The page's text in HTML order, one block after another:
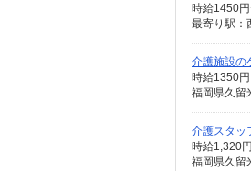
時給1450
最寄り駅：
介護施設の
時給1350
福岡県久留
介護スタッ
福岡県久留